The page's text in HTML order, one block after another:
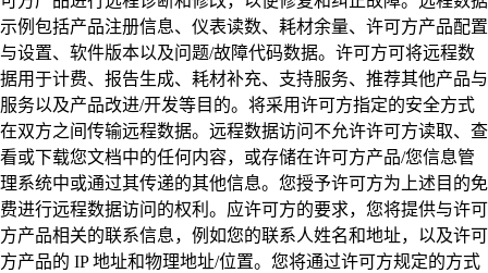
示例包括产品注册信息、仪表读数、耗材余量、许可方产品配置
与设置、软件版本以及问题/故障代码数据。许可方可将远程数
据用于计费、报告生成、耗材补充、支持服务、推荐其他产品与
服务以及产品改进/开发等目的。将采用许可方指定的安全方式
在双方之间传输远程数据。远程数据访问不允许许可方读取、查
看或下载您文档中的任何内容，或存储在许可方产品/您信息管
理系统中或通过其传递的其他信息。您授予许可方为上述目的免
费进行远程数据访问的权利。应许可方的要求，您将提供与许可
方产品相关的联系信息，例如您的联系人姓名和地址，以及许可
方产品的 IP 地址和物理地址/位置。您将通过许可方规定的方式